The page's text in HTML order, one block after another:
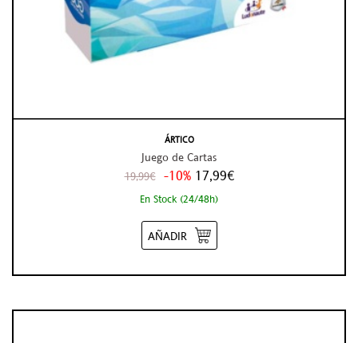
ÁRTICO
Juego de Cartas
19,99€ -10% 17,99€
En Stock (24/48h)
AÑADIR